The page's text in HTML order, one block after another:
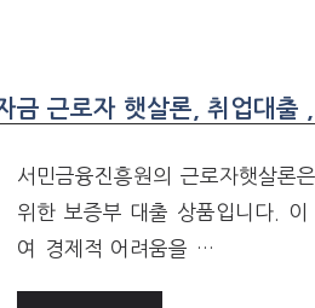
금 근로자 햇살론, 취업대출
서민금융진흥원의 근로자햇살론
위한 보증부 대출 상품입니다.
여 경제적 어려움을 …